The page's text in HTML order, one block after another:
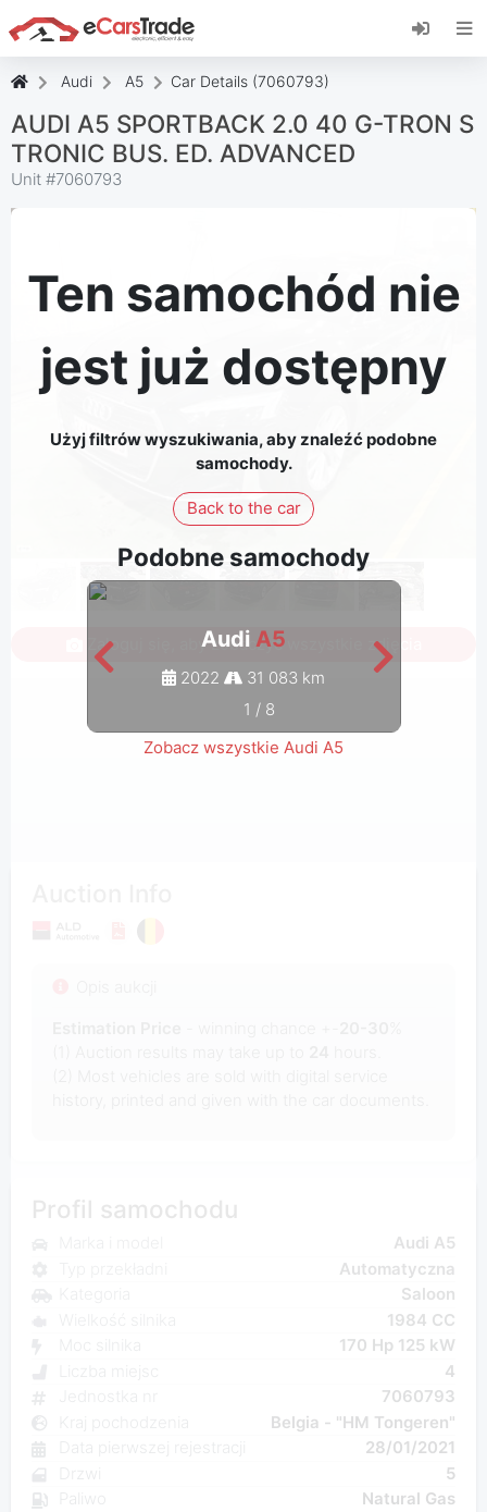
Zainstaluj aplikację internetową eCarsTrade,
dodaj ją do ekranu głównego i otrzymuj
Audi A5 Car Details (7060793)
AUDI A5 SPORTBACK 2.0 40 G-TRON S
TRONIC BUS. ED. ADVANCED
Unit #7060793
Ten samochód nie
jest już dostępny
Użyj filtrów wyszukiwania, aby znaleźć podobne
samochody.
Back to the car
Podobne samochody
Audi A5
2022
31 083 km
1 / 8
Zobacz wszystkie Audi A5
Zaloguj się, aby zobaczyć wszystkie zdjęcia
Profil samochodu
Audi A5
Automatyczna
Saloon
1984 CC
170 Hp 125 kW
4
7060793
Belgia - "HM Tongeren"
28/01/2021
5
Paliwo
Natural Gas